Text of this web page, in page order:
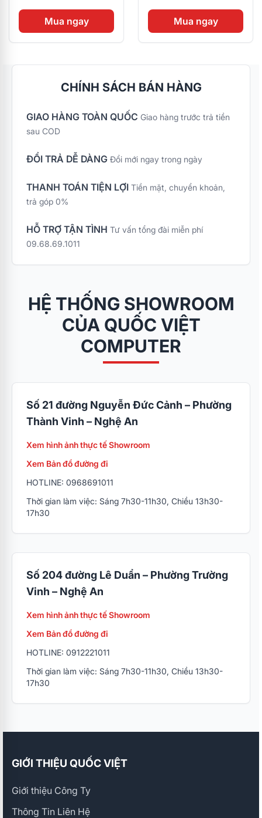
Mua ngay Mua ngay
CHÍNH SÁCH BÁN HÀNG
GIAO HÀNG TOÀN QUỐC Giao hàng trước trả tiền
sau COD
ĐỔI TRẢ DỄ DÀNG Đổi mới ngay trong ngày
THANH TOÁN TIỆN LỢI Tiền mặt, chuyển khoản,
trả góp 0%
HỖ TRỢ TẬN TÌNH Tư vấn tổng đài miễn phí
09.68.69.1011
HỆ THỐNG SHOWROOM
CỦA QUỐC VIỆT
COMPUTER
Số 21 đường Nguyễn Đức Cảnh – Phường
Thành Vinh – Nghệ An
Xem hình ảnh thực tế Showroom
Xem Bản đồ đường đi
HOTLINE: 0968691011
Thời gian làm việc: Sáng 7h30-11h30, Chiều 13h30-
17h30
Số 204 đường Lê Duẩn – Phường Trường
Vinh – Nghệ An
Xem hình ảnh thực tế Showroom
Xem Bản đồ đường đi
HOTLINE: 0912221011
Thời gian làm việc: Sáng 7h30-11h30, Chiều 13h30-
17h30
GIỚI THIỆU QUỐC VIỆT
Giới thiệu Công Ty
Thông Tin Liên Hệ